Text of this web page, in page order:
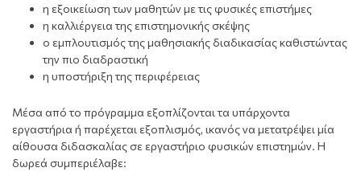
η εξοικείωση των μαθητών με τις φυσικές επιστήμες
η καλλιέργεια της επιστημονικής σκέψης
ο εμπλουτισμός της μαθησιακής διαδικασίας καθιστώντας
την πιο διαδραστική
η υποστήριξη της περιφέρειας
Μέσα από το πρόγραμμα εξοπλίζονται τα υπάρχοντα
εργαστήρια ή παρέχεται εξοπλισμός, ικανός να μετατρέψει μία
αίθουσα διδασκαλίας σε εργαστήριο φυσικών επιστημών. Η
δωρεά συμπεριέλαβε: